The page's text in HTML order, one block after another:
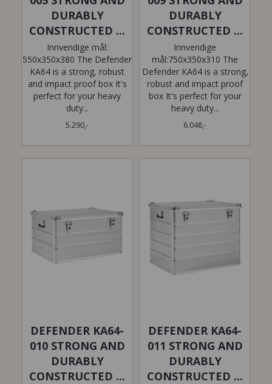
DURABLY
CONSTRUCTED ...
Innvendige mål:
550x350x380 The Defender
KA64 is a strong, robust
and impact proof box It's
perfect for your heavy
duty...
5.290,-
DURABLY
CONSTRUCTED ...
Innvendige
mål:750x350x310 The
Defender KA64 is a strong,
robust and impact proof
box It's perfect for your
heavy duty...
6.048,-
DEFENDER KA64-
010 STRONG AND
DURABLY
CONSTRUCTED ...
DEFENDER KA64-
011 STRONG AND
DURABLY
CONSTRUCTED ...